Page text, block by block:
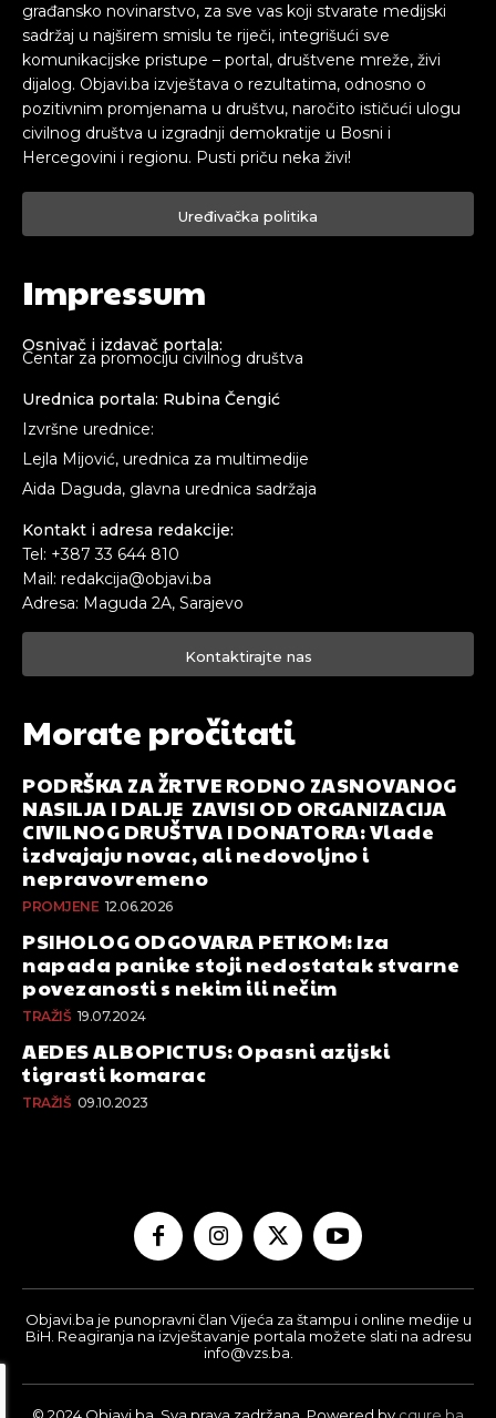
građansko novinarstvo, za sve vas koji stvarate medijski
sadržaj u najširem smislu te riječi, integrišući sve
komunikacijske pristupe – portal, društvene mreže, živi
dijalog. Objavi.ba izvještava o rezultatima, odnosno o
pozitivnim promjenama u društvu, naročito ističući ulogu
civilnog društva u izgradnji demokratije u Bosni i
Hercegovini i regionu. Pusti priču neka živi!
Uređivačka politika
Impressum
Osnivač i izdavač portala:
Centar za promociju civilnog društva
Urednica portala: Rubina Čengić
Izvršne urednice:
Lejla Mijović, urednica za multimedije
Aida Daguda, glavna urednica sadržaja
Kontakt i adresa redakcije:
Tel: +387 33 644 810
Mail: redakcija@objavi.ba
Adresa: Maguda 2A, Sarajevo
Kontaktirajte nas
Morate pročitati
PODRŠKA ZA ŽRTVE RODNO ZASNOVANOG
NASILJA I DALJE ZAVISI OD ORGANIZACIJA
CIVILNOG DRUŠTVA I DONATORA: Vlade
izdvajaju novac, ali nedovoljno i
nepravovremeno
PROMJENE 12.06.2026
PSIHOLOG ODGOVARA PETKOM: Iza
napada panike stoji nedostatak stvarne
povezanosti s nekim ili nečim
TRAŽIŠ 19.07.2024
AEDES ALBOPICTUS: Opasni azijski
tigrasti komarac
TRAŽIŠ 09.10.2023
Objavi.ba je punopravni član Vijeća za štampu i online medije u
BiH. Reagiranja na izvještavanje portala možete slati na adresu
info@vzs.ba.
© 2024 Objavi.ba. Sva prava zadržana. Powered by cqure.ba